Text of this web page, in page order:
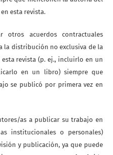
esta revista.
otros acuerdos contractuales
la distribución no exclusiva de la
revista (p. ej., incluirlo en un
en un libro) siempre que
se publicó por primera vez en
as a publicar su trabajo en
institucionales o personales)
y publicación, ya que puede